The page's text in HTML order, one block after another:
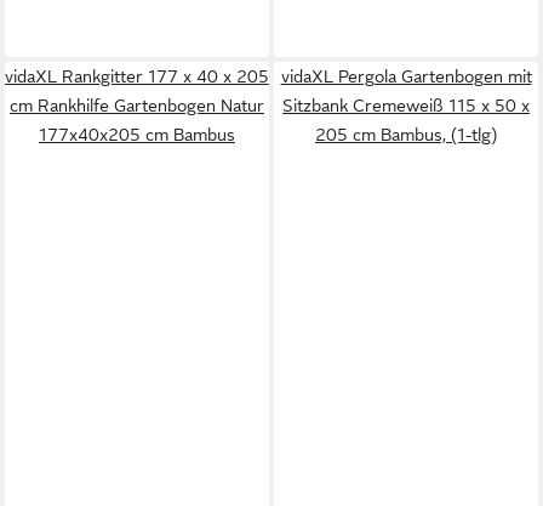
vidaXL Rankgitter 177 x 40 x 205
cm Rankhilfe Gartenbogen Natur
177x40x205 cm Bambus
vidaXL Pergola Gartenbogen mit
Sitzbank Cremeweiß 115 x 50 x
205 cm Bambus, (1-tlg)